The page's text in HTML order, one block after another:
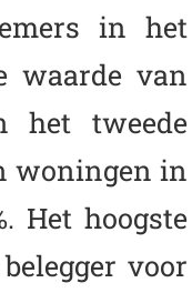
in het
waarde van
het tweede
woningen in
Het hoogste
voor